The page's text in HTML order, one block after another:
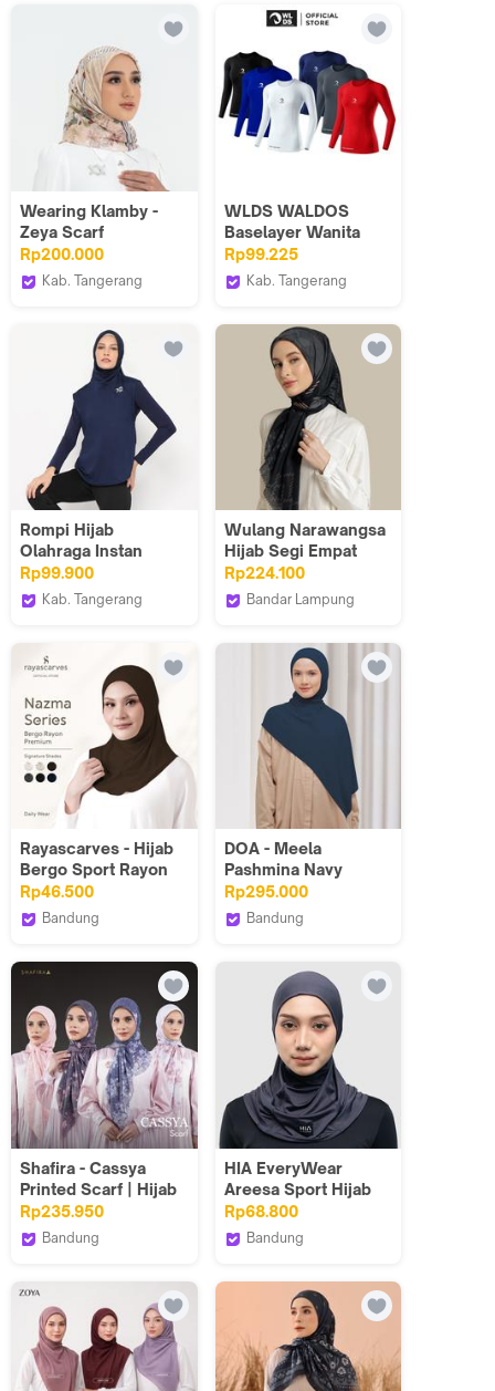
Wearing Klamby -
Zeya Scarf
Rp200.000
Kab. Tangerang
WLDS WALDOS
Baselayer Wanita
Manset Pakaian
Olahraga Round
Neck Pakaian
Running
Rp99.225
Kab. Tangerang
Indonesia
Rompi Hijab
Olahraga Instan
Waldos Vest Sport
Lari Navy
Rp99.900
Kab. Tangerang
Wulang Narawangsa
Hijab Segi Empat
Musi Black |
Kerudung Segi
Empat | Hijab Motif
Voal Premium
Rp224.100
Bandar Lampung
Rayascarves - Hijab
Bergo Sport Rayon
Airflow Non Pad -
Bergo Sport Non Pet
Rp46.500
Bandung
Indonesia
DOA - Meela
Pashmina Navy
Rp295.000
Bandung
Shafira - Cassya
Printed Scarf | Hijab
Kerudung Segi
Empat Motif
Rp235.950
Bandung
HIA EveryWear
Areesa Sport Hijab
Instan Slim Spandex
Dark Grey Keren
Elegan
Rp68.800
Bandung